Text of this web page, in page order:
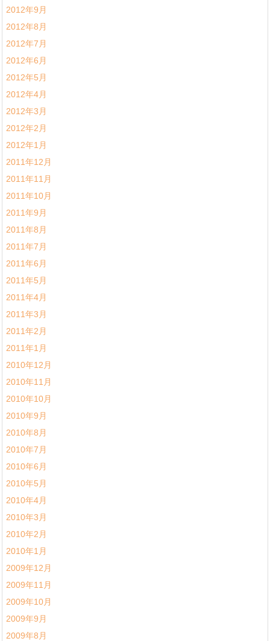
2012年9月
2012年8月
2012年7月
2012年6月
2012年5月
2012年4月
2012年3月
2012年2月
2012年1月
2011年12月
2011年11月
2011年10月
2011年9月
2011年8月
2011年7月
2011年6月
2011年5月
2011年4月
2011年3月
2011年2月
2011年1月
2010年12月
2010年11月
2010年10月
2010年9月
2010年8月
2010年7月
2010年6月
2010年5月
2010年4月
2010年3月
2010年2月
2010年1月
2009年12月
2009年11月
2009年10月
2009年9月
2009年8月